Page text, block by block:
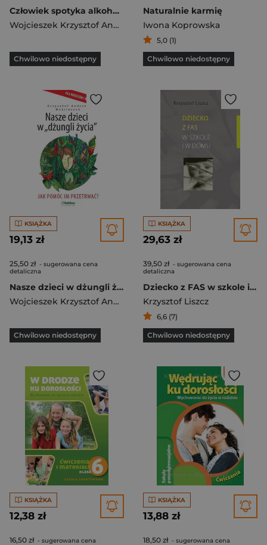
Człowiek spotyka alkohol Filozoficzne podstawy wychowania do trzeźwości w ujęciu tomistycznym
Wojcieszek Krzysztof Andrzej
Chwilowo niedostępny
Naturalnie karmię
Iwona Koprowska
5,0 (1)
Chwilowo niedostępny
KSIĄŻKA
19,13 zł
25,50 zł - sugerowana cena
detaliczna
Nasze dzieci w dżungli życia Jak pomóc im przetrwać?
Wojcieszek Krzysztof Andrzej
Chwilowo niedostępny
KSIĄŻKA
29,63 zł
39,50 zł - sugerowana cena
detaliczna
Dziecko z FAS w szkole i w domu
Krzysztof Liszcz
6,6 (7)
Chwilowo niedostępny
KSIĄŻKA
12,38 zł
16,50 zł - sugerowana cena
KSIĄŻKA
13,88 zł
18,50 zł - sugerowana cena